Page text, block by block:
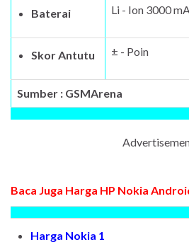
Baterai Li - Ion 3000
Skor Antutu ± - Poin
Sumber : GSMArena
Baca Juga Harga HP Nokia
Harga Nokia 1